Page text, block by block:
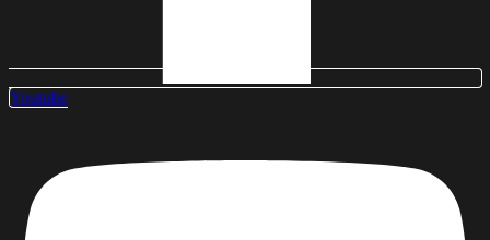
Youtube